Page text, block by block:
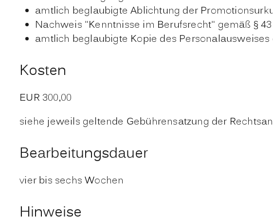
amtlich beglaubigte Ablichtung der
Nachweis "Kenntnisse im Berufsrecht" gemäß §
amtlich beglaubigte Kopie des Personalausweises
Kosten
EUR 300,00
siehe jeweils geltende Gebührensatzung der
Bearbeitungsdauer
vier bis sechs Wochen
Hinweise